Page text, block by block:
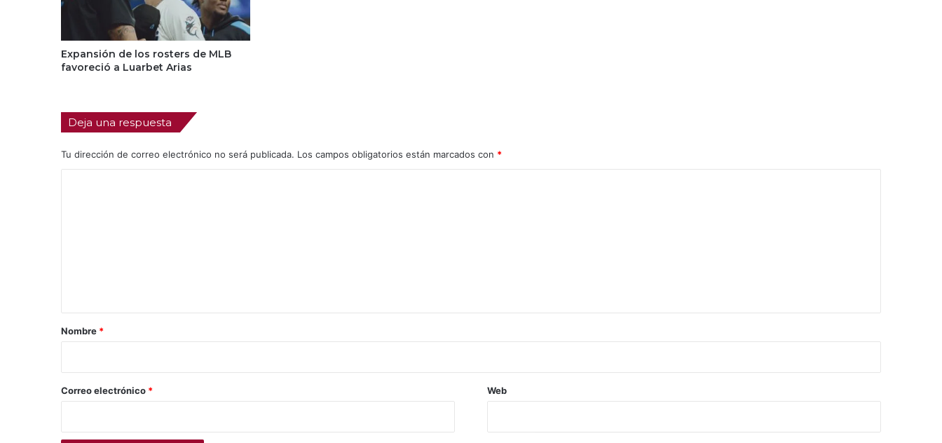
Expansión de los rosters de MLB
favoreció a Luarbet Arias
Deja una respuesta
Tu dirección de correo electrónico no será publicada. Los campos obligatorios están marcados con *
r
*
Nombre *
Correo electrónico * Web